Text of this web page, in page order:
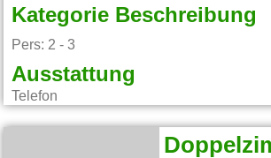
Kategorie Beschreibung
Pers: 2 - 3
Ausstattung
Telefon